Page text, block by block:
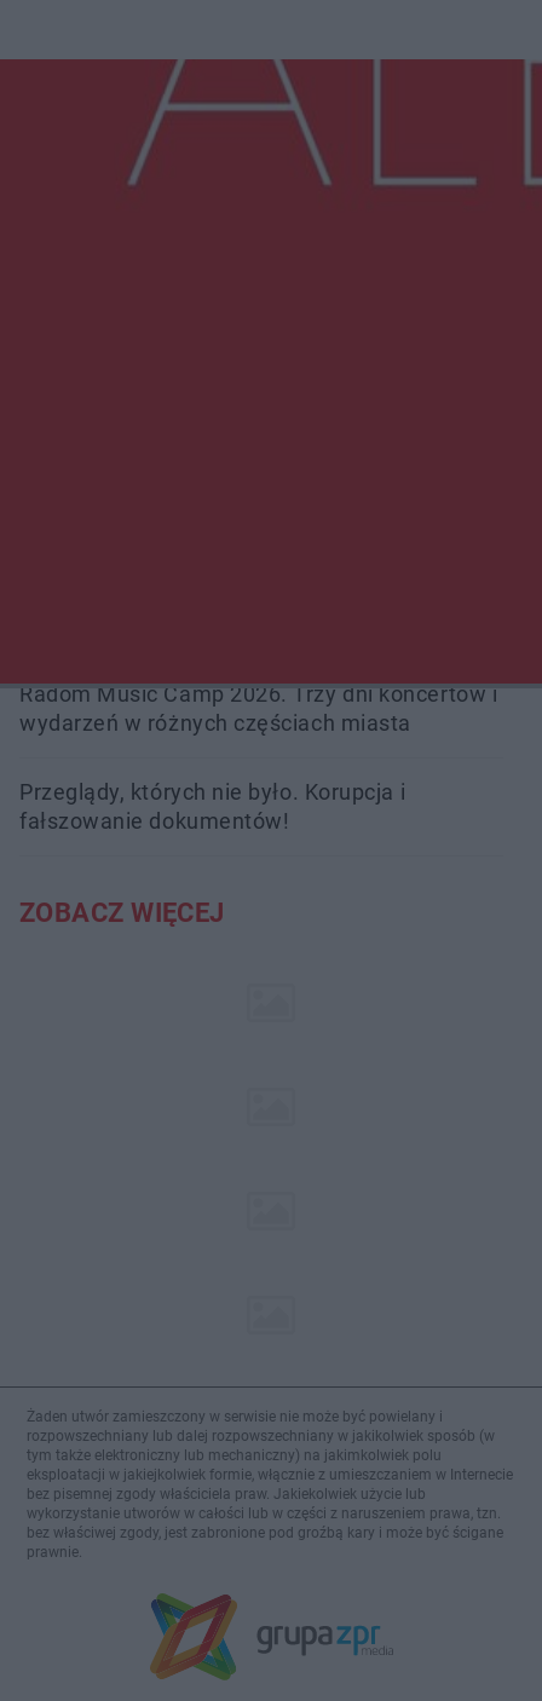
Więcej
Radom Music Camp 2026. Trzy dni koncertów i
wydarzeń w różnych częściach miasta
Przeglądy, których nie było. Korupcja i
fałszowanie dokumentów!
ZOBACZ WIĘCEJ
Żaden utwór zamieszczony w serwisie nie może być powielany i
rozpowszechniany lub dalej rozpowszechniany w jakikolwiek sposób (w
tym także elektroniczny lub mechaniczny) na jakimkolwiek polu
eksploatacji w jakiejkolwiek formie, włącznie z umieszczaniem w Internecie
bez pisemnej zgody właściciela praw. Jakiekolwiek użycie lub
wykorzystanie utworów w całości lub w części z naruszeniem prawa, tzn.
bez właściwej zgody, jest zabronione pod groźbą kary i może być ścigane
prawnie.